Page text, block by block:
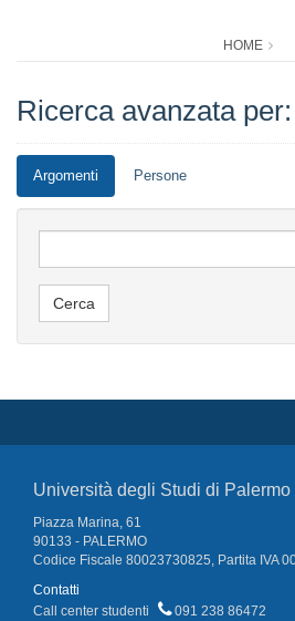
HOME
Ricerca avanzata per:
Argomenti Persone
Università degli Studi di Palermo
Piazza Marina, 61
90133 - PALERMO
Codice Fiscale 80023730825, Partita IVA
Contatti
Call center studenti
091 238 86472